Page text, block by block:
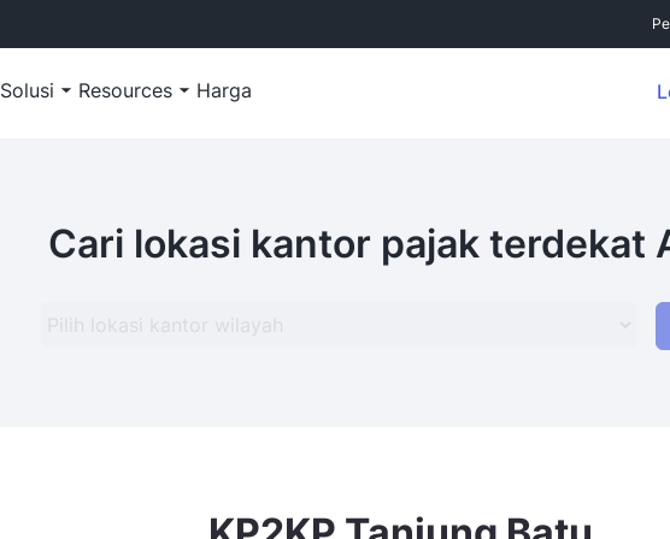
Solusi Resources Harga
Cari lokasi kantor pajak terdekat